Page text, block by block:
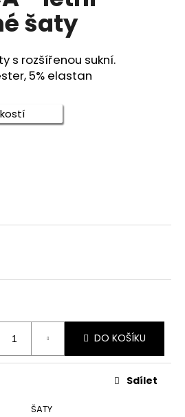
šaty
s rozšířenou sukní.
5% elastan
DO KOŠÍKU
ŠATY
Sdílet